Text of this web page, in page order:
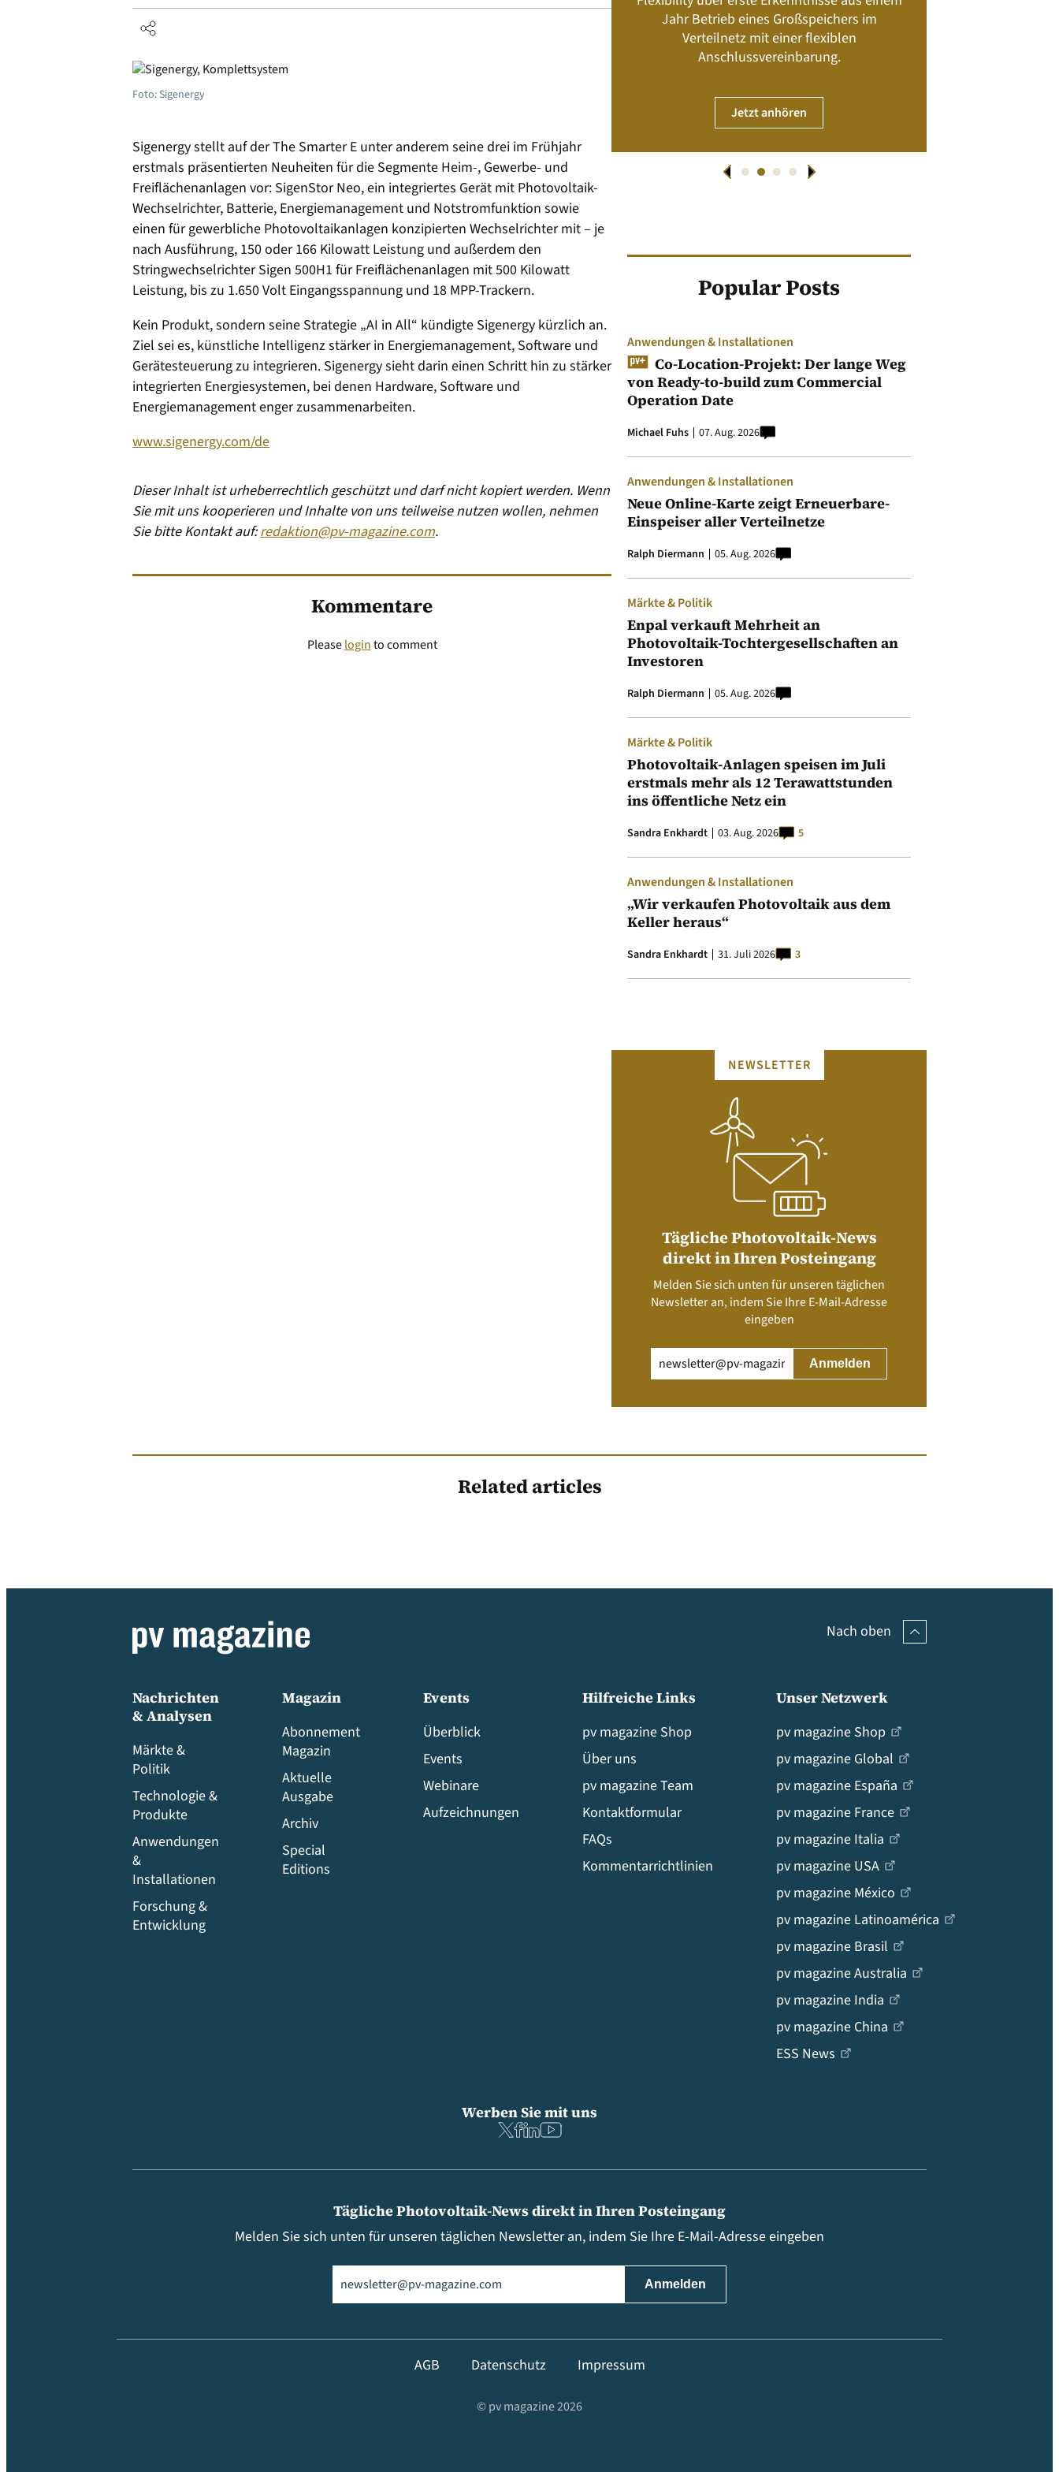
Foto: Sigenergy
Sigenergy stellt auf der The Smarter E unter anderem seine drei im Frühjahr
erstmals präsentierten Neuheiten für die Segmente Heim-, Gewerbe- und
Freiflächenanlagen vor: SigenStor Neo, ein integriertes Gerät mit Photovoltaik-
Wechselrichter, Batterie, Energiemanagement und Notstromfunktion sowie
einen für gewerbliche Photovoltaikanlagen konzipierten Wechselrichter mit – je
nach Ausführung, 150 oder 166 Kilowatt Leistung und außerdem den
Stringwechselrichter Sigen 500H1 für Freiflächenanlagen mit 500 Kilowatt
Leistung, bis zu 1.650 Volt Eingangsspannung und 18 MPP-Trackern.
Kein Produkt, sondern seine Strategie „AI in All“ kündigte Sigenergy kürzlich an.
Ziel sei es, künstliche Intelligenz stärker in Energiemanagement, Software und
Gerätesteuerung zu integrieren. Sigenergy sieht darin einen Schritt hin zu stärker
integrierten Energiesystemen, bei denen Hardware, Software und
Energiemanagement enger zusammenarbeiten.
www.sigenergy.com/de
Dieser Inhalt ist urheberrechtlich geschützt und darf nicht kopiert werden. Wenn
Sie mit uns kooperieren und Inhalte von uns teilweise nutzen wollen, nehmen
Sie bitte Kontakt auf:redaktion@pv-magazine.com.
Kommentare
Pleaseloginto comment
Energiemanagement und Speicher-
Jahr Betrieb eines Großspeichers im
Verteilnetz mit einer flexiblen
Anschlussvereinbarung.
Jetzt anhören
Popular Posts
Anwendungen & Installationen
Co-Location-Projekt: Der lange Weg
von Ready-to-build zum Commercial
Operation Date
Michael Fuhs 07. Aug. 2026
Anwendungen & Installationen
Neue Online-Karte zeigt Erneuerbare-
Einspeiser aller Verteilnetze
Ralph Diermann 05. Aug. 2026
Märkte & Politik
Enpal verkauft Mehrheit an
Photovoltaik-Tochtergesellschaften an
Investoren
Ralph Diermann 05. Aug. 2026
Märkte & Politik
Photovoltaik-Anlagen speisen im Juli
erstmals mehr als 12 Terawattstunden
ins öffentliche Netz ein
Sandra Enkhardt 03. Aug. 2026 5
Anwendungen & Installationen
„Wir verkaufen Photovoltaik aus dem
Keller heraus“
Sandra Enkhardt 31. Juli 2026 3
NEWSLETTER
Tägliche Photovoltaik-News
direkt in Ihren Posteingang
Melden Sie sich unten für unseren täglichen
Newsletter an, indem Sie Ihre E-Mail-Adresse
eingeben
(erforderlich)
Related articles
Nach oben
Nachrichten
& Analysen
Märkte &
Politik
Technologie &
Produkte
Anwendungen
&
Installationen
Forschung &
Entwicklung
Magazin
Abonnement
Magazin
Aktuelle
Ausgabe
Archiv
Special
Editions
Events
Überblick
Events
Webinare
Aufzeichnungen
Hilfreiche Links
pv magazine Shop
Über uns
pv magazine Team
Kontaktformular
FAQs
Kommentarrichtlinien
Unser Netzwerk
pv magazine Shop
pv magazine Global
pv magazine España
pv magazine France
pv magazine Italia
pv magazine USA
pv magazine México
pv magazine Latinoamérica
pv magazine Brasil
pv magazine Australia
pv magazine India
pv magazine China
ESS News
Tägliche Photovoltaik-News direkt in Ihren Posteingang
Melden Sie sich unten für unseren täglichen Newsletter an, indem Sie Ihre E-Mail-Adresse eingeben
(erforderlich)
Werben Sie mit uns
AGB Datenschutz Impressum
© pv magazine 2026